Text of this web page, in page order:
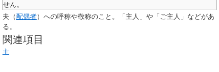
せん。
夫（配偶者）への呼称や敬称のこと。「主人」や「ご主人」などがあ
る。
関連項目
主